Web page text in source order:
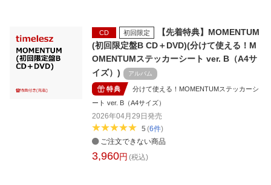
CD 初回限定
【先着特典】MOMENTUM
(初回限定盤B CD＋DVD)(分けて使える！M
OMENTUMステッカーシート ver. B（A4サ
イズ）)
アルバム
特典
分けて使える！MOMENTUMステッカーシ
ート ver. B（A4サイズ）
2026年04月29日発売
5(6件)
ご注文できない商品
3,960円 (税込)